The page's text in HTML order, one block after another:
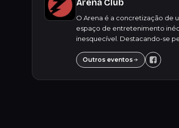
Arena Club
O Arena é a concretização de
espaço de entretenimento
inesquecível. Destacando-se
Outros eventos